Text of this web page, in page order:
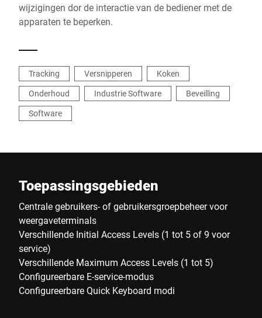
wijzigingen dor de interactie van de bediener met de
apparaten te beperken.
Tracking Versnipperen
Koken
Onderhoud
Industrie Software
Beveilling
Software
Toepassingsgebieden
Centrale gebruikers- of gebruikersgroepbeheer voor
weergaveterminals
Verschillende Initial Access Levels (1 tot 5 of 9 voor
service)
Verschillende Maximum Access Levels (1 tot 5)
Configureerbare E-service-modus
Configureerbare Quick Keyboard modi